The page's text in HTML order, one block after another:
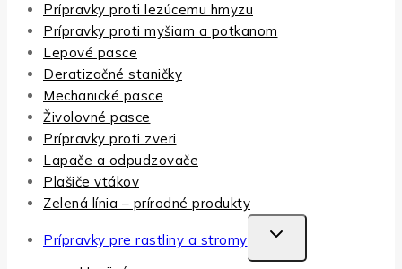
Prípravky proti lezúcemu hmyzu
Prípravky proti myšiam a potkanom
Lepové pasce
Deratizačné staničky
Mechanické pasce
Živolovné pasce
Prípravky proti zveri
Lapače a odpudzovače
Plašiče vtákov
Zelená línia – prírodné produkty
Prípravky pre rastliny a stromy
TOGGLE
CHILD